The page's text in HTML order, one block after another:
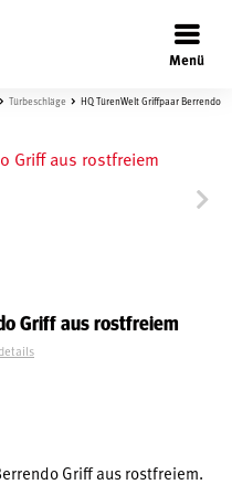
Menü
×
Türbeschläge
HQ TürenWelt Griffpaar Berrendo
Griff aus rostfreiem
Griff aus rostfreiem.